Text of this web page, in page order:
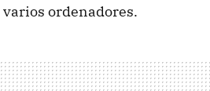
ordenadores.